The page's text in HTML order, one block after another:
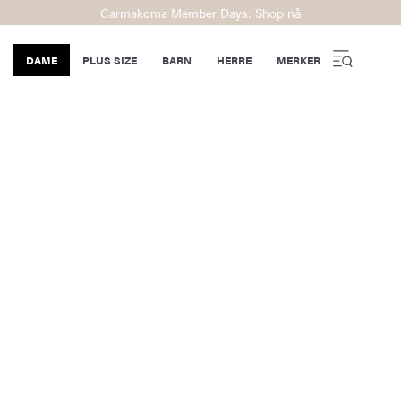
Carmakoma Member Days: Shop nå
DAME PLUS SIZE BARN HERRE MERKER